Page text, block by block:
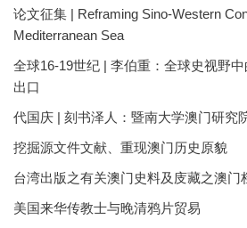
论文征集 | Reframing Sino-Western
Mediterranean Sea
全球16-19世纪 | 李伯重：全球史视野
出口
代国庆 | 刻书泽人：暨南大学澳门研究
挖掘源文件文献、重现澳门历史原貌
台湾出版之有关澳门史料及庋藏之澳门
美国来华传教士与晚清鸦片贸易